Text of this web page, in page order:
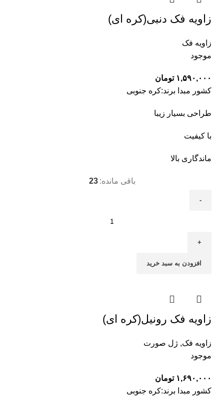
زاویه فک دنبی(کره ای)
زاویه فک
موجود
۱,۵۹۰,۰۰۰ تومان
کشور مبدا برند:کره جنوبی
طراحی بسیار زیبا
با کیفیت
ماندگاری بالا
باقی مانده: 23
افزودن به سبد خرید
زاویه فک رونیل(کره ای)
زاویه فک, ژل صورت
موجود
۱,۶۹۰,۰۰۰ تومان
کشور مبدا برند:کره جنوبی